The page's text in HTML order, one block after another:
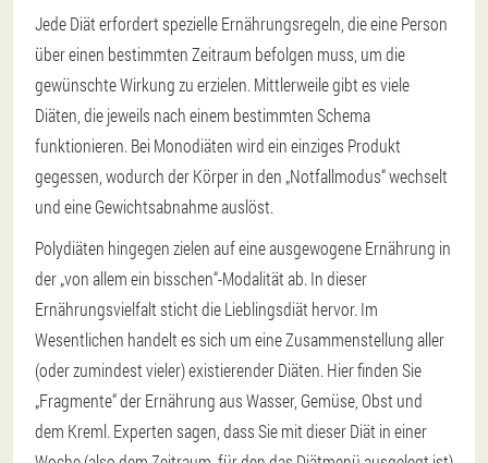
Jede Diät erfordert spezielle Ernährungsregeln, die eine Person
über einen bestimmten Zeitraum befolgen muss, um die
gewünschte Wirkung zu erzielen. Mittlerweile gibt es viele
Diäten, die jeweils nach einem bestimmten Schema
funktionieren. Bei Monodiäten wird ein einziges Produkt
gegessen, wodurch der Körper in den „Notfallmodus“ wechselt
und eine Gewichtsabnahme auslöst.
Polydiäten hingegen zielen auf eine ausgewogene Ernährung in
der „von allem ein bisschen“-Modalität ab. In dieser
Ernährungsvielfalt sticht die Lieblingsdiät hervor. Im
Wesentlichen handelt es sich um eine Zusammenstellung aller
(oder zumindest vieler) existierender Diäten. Hier finden Sie
„Fragmente“ der Ernährung aus Wasser, Gemüse, Obst und
dem Kreml. Experten sagen, dass Sie mit dieser Diät in einer